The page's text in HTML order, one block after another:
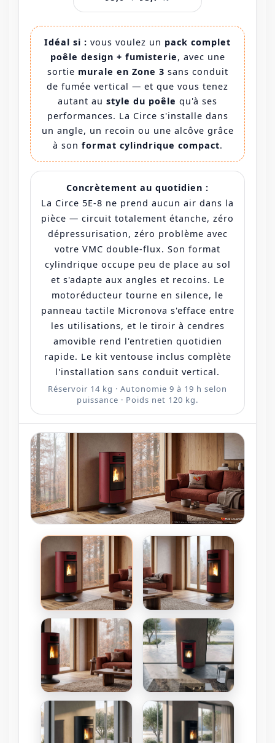
Idéal si : vous voulez un pack complet
poêle design + fumisterie, avec une
sortie murale en Zone 3 sans conduit
de fumée vertical — et que vous tenez
autant au style du poêle qu'à ses
performances. La Circe s'installe dans
un angle, un recoin ou une alcôve grâce
à son format cylindrique compact.
Concrètement au quotidien :
La Circe 5E-8 ne prend aucun air dans la
pièce — circuit totalement étanche, zéro
dépressurisation, zéro problème avec
votre VMC double-flux. Son format
cylindrique occupe peu de place au sol
et s'adapte aux angles et recoins. Le
motoréducteur tourne en silence, le
panneau tactile Micronova s'efface entre
les utilisations, et le tiroir à cendres
amovible rend l'entretien quotidien
rapide. Le kit ventouse inclus complète
l'installation sans conduit vertical.
Réservoir 14 kg · Autonomie 9 à 19 h selon
puissance · Poids net 120 kg.